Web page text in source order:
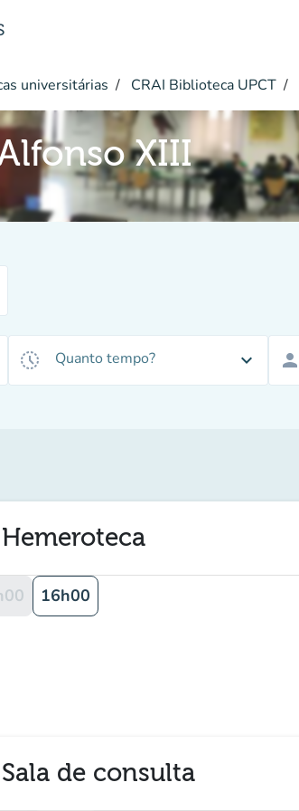
universitárias CRAI Biblioteca UPCT
XIII
history_toggle_off Quanto tempo? expand_more person
16h00
de consulta